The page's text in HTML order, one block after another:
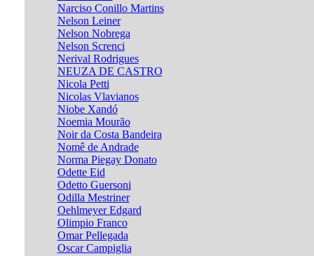
Narciso Conillo Martins
Nelson Leiner
Nelson Nobrega
Nelson Screnci
Nerival Rodrigues
NEUZA DE CASTRO
Nicola Petti
Nicolas Vlavianos
Niobe Xandó
Noemia Mourão
Noir da Costa Bandeira
Nomê de Andrade
Norma Piegay Donato
Odette Eid
Odetto Guersoni
Odilla Mestriner
Oehlmeyer Edgard
Olimpio Franco
Omar Pellegada
Oscar Campiglia